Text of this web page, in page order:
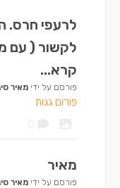
לרעפי חרס.
לקשור ( עם
קרא...
פורסם על ידי מאיר
פורום גגות
0
מאיר
פורסם על ידי מאיר